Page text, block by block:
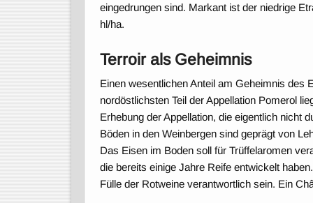
eingedrungen sind. Markant ist der niedrige
hl/ha.
Terroir als Geheimnis
Einen wesentlichen Anteil am Geheimnis des
nordöstlichsten Teil der Appellation Pomerol
Erhebung der Appellation, die eigentlich nicht
Böden in den Weinbergen sind geprägt von
Das Eisen im Boden soll für Trüffelaromen
die bereits einige Jahre Reife entwickelt
Fülle der Rotweine verantwortlich sein. Ein